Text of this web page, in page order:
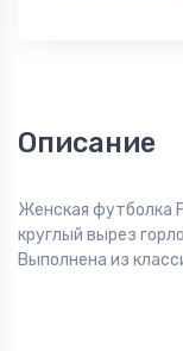
Описание
Женская футболка
круглый вырез
Выполнена из